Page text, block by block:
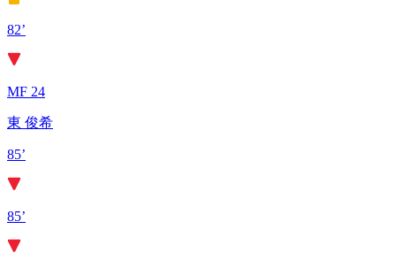
82’
MF 24
東 俊希
85’
85’